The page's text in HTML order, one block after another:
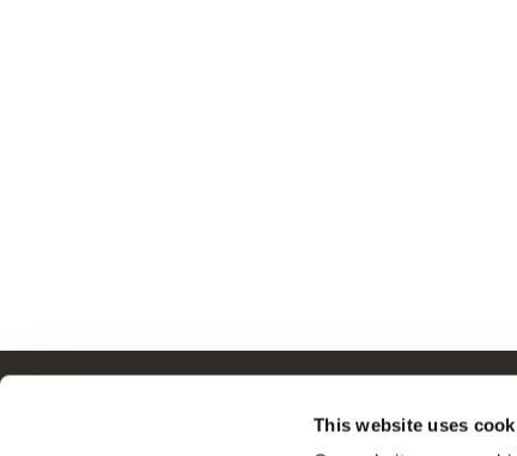
This website uses